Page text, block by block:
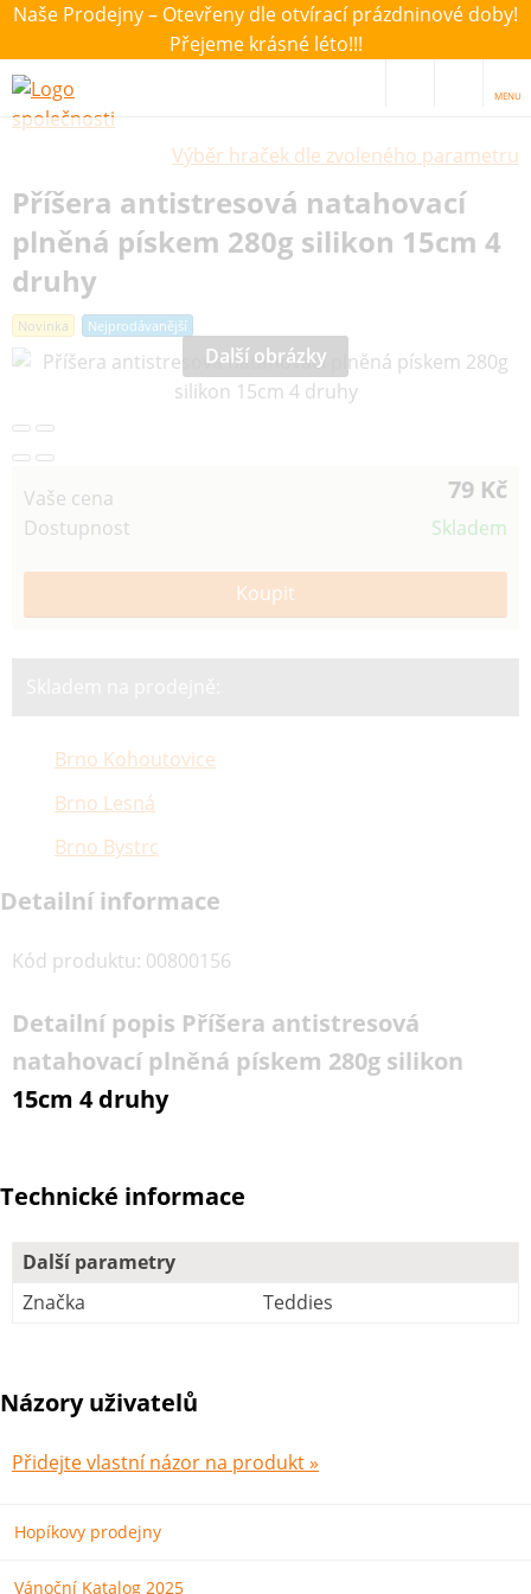
Naše Prodejny – Otevřeny dle otvírací prázdninové doby!
Přejeme krásné léto!!!
MENU
Výběr hraček dle zvoleného parametru
Příšera antistresová natahovací
plněná pískem 280g silikon 15cm 4
druhy
Novinka Nejprodávanější
Další obrázky
Vaše cena 79 Kč
Dostupnost Skladem
Brno Kohoutovice
Brno Lesná
Brno Bystrc
Detailní informace
Kód produktu: 00800156
Detailní popis Příšera antistresová
natahovací plněná pískem 280g silikon
15cm 4 druhy
Technické informace
Další parametry
Značka
Teddies
Názory uživatelů
Přidejte vlastní názor na produkt »
Hopíkovy prodejny
Vánoční Katalog 2025